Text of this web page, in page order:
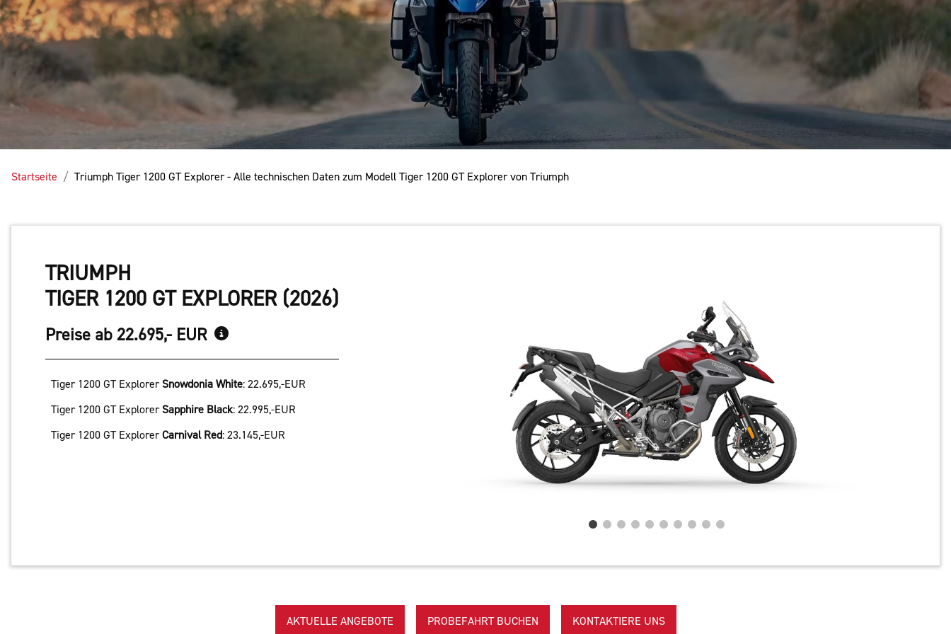
Startseite Triumph Tiger 1200 GT Explorer - Alle technischen Daten zum Modell Tiger 1200 GT Explorer von Triumph
TRIUMPH
TIGER 1200 GT EXPLORER (2026)
Preise ab 22.695,- EUR
Tiger 1200 GT ExplorerSnowdonia White: 22.695,-EUR
Tiger 1200 GT ExplorerSapphire Black: 22.995,-EUR
Tiger 1200 GT ExplorerCarnival Red: 23.145,-EUR
PROBEFAHRT BUCHEN
AKTUELLE ANGEBOTE KONTAKTIERE UNS